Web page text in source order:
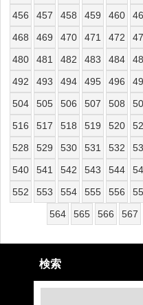
456
457 458 459 460
468
469 470 471 472
480
481 482 483 484
492
493 494 495 496
504
505 506 507 508
516
517 518 519 520
528
529 530 531 532
540
541 542 543 544
552
553 554 555 556
564
565 566 567
検索